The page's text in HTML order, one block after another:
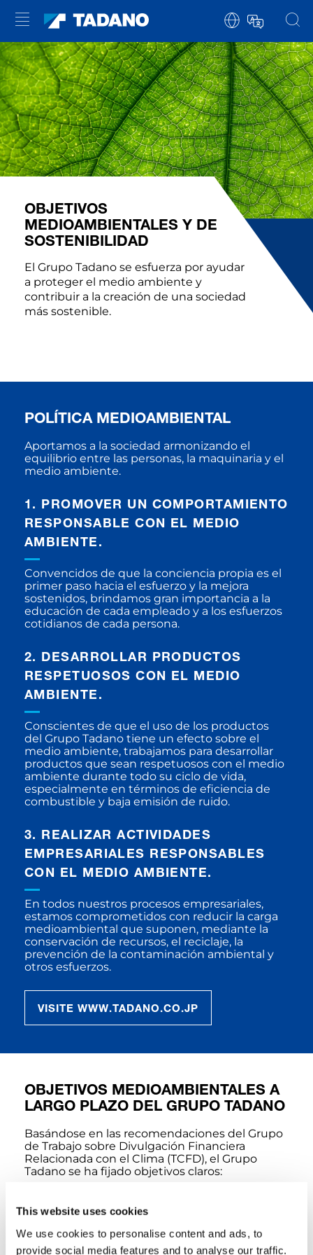
This website uses cookies
We use cookies to personalise content and ads, to
provide social media features and to analyse our traffic.
OBJETIVOS
MEDIOAMBIENTALES Y DE
SOSTENIBILIDAD
El Grupo Tadano se esfuerza por ayudar
a proteger el medio ambiente y
contribuir a la creación de una sociedad
más sostenible.
POLÍTICA MEDIOAMBIENTAL
Aportamos a la sociedad armonizando el
equilibrio entre las personas, la maquinaria y el
medio ambiente.
1. PROMOVER UN COMPORTAMIENTO
RESPONSABLE CON EL MEDIO
AMBIENTE.
Convencidos de que la conciencia propia es el
primer paso hacia el esfuerzo y la mejora
sostenidos, brindamos gran importancia a la
educación de cada empleado y a los esfuerzos
cotidianos de cada persona.
2. DESARROLLAR PRODUCTOS
RESPETUOSOS CON EL MEDIO
AMBIENTE.
Conscientes de que el uso de los productos
del Grupo Tadano tiene un efecto sobre el
medio ambiente, trabajamos para desarrollar
productos que sean respetuosos con el medio
ambiente durante todo su ciclo de vida,
especialmente en términos de eficiencia de
combustible y baja emisión de ruido.
3. REALIZAR ACTIVIDADES
EMPRESARIALES RESPONSABLES
CON EL MEDIO AMBIENTE.
En todos nuestros procesos empresariales,
estamos comprometidos con reducir la carga
medioambiental que suponen, mediante la
conservación de recursos, el reciclaje, la
prevención de la contaminación ambiental y
otros esfuerzos.
VISITE WWW.TADANO.CO.JP
OBJETIVOS MEDIOAMBIENTALES A
LARGO PLAZO DEL GRUPO TADANO
Basándose en las recomendaciones del Grupo
de Trabajo sobre Divulgación Financiera
Relacionada con el Clima (TCFD), el Grupo
Tadano se ha fijado objetivos claros: